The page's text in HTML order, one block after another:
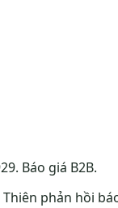
Báo giá B2B.
phản hồi